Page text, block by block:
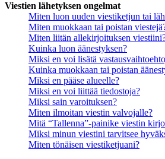
Viestien lähetyksen ongelmat
Miten luon uuden viestiketjun tai
Miten muokkaan tai poistan
Miten liitän allekirjoituksen
Kuinka luon äänestyksen?
Miksi en voi lisätä
Kuinka muokkaan tai poistan
Miksi en pääse alueelle?
Miksi en voi liittää tiedostoja?
Miksi sain varoituksen?
Miten ilmoitan viestin valvojalle?
Mitä “Tallenna”-painike viestin
Miksi minun viestini tarvitsee
Miten tönäisen viestiketjuani?